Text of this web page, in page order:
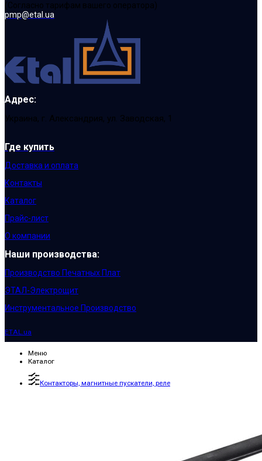
(Cогласно тарифам вашего оператора)
pmp@etal.ua
Адрес:
Украина, г. Александрия, ул. Заводская, 1
Где купить
Доставка и оплата
Контакты
Каталог
Прайс-лист
О компании
Наши производства:
Производство Печатных Плат
ЭТАЛ-Электрощит
Инструментальное Производство
ETAL.ua
Меню
Каталог
Контакторы, магнитные пускатели, реле